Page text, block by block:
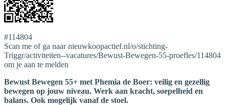
#114804
Scan me of ga naar nieuwkoopactief.nl/o/stichting-
Triggr/activiteiten--vacatures/Bewust-Bewegen-55-proefles/114804
om je aan te melden
Bewust Bewegen 55+ met Phemia de Boer: veilig en gezellig
bewegen op jouw niveau. Werk aan kracht, soepelheid en
balans. Ook mogelijk vanaf de stoel.